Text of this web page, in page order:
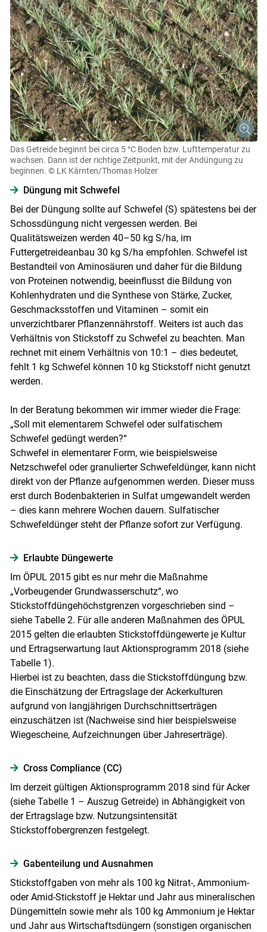
Das Getreide beginnt bei circa 5 °C Boden­ bzw. Lufttemperatur zu
wachsen. Dann ist der richtige Zeitpunkt, mit der Andüngung zu
beginnen. © LK Kärnten/Thomas Holzer
Düngung mit Schwefel
Bei der Düngung sollte auf Schwefel (S) spätestens bei der
Schossdüngung nicht vergessen werden. Bei
Qualitätsweizen werden 40–50 kg S/​ha, im
Futtergetreideanbau 30 kg S/​ha empfohlen. Schwefel ist
Bestandteil von Aminosäuren und daher für die Bildung
von Proteinen notwendig, beeinflusst die Bildung von
Kohlenhydraten und die Synthese von Stärke, Zucker,
Geschmacksstoffen und Vitaminen – somit ein
unverzichtbarer Pflanzennährstoff. Weiters ist auch das
Verhältnis von Stickstoff zu Schwefel zu beachten. Man
rechnet mit einem Verhältnis von 10:1 – dies bedeutet,
fehlt 1 kg Schwefel können 10 kg Stickstoff nicht genutzt
werden.
In der Beratung bekommen wir immer wieder die Frage:
„Soll mit elementarem Schwefel oder sulfatischem
Schwefel gedüngt werden?“
Schwefel in elementarer Form, wie beispielsweise
Netzschwefel oder granulierter Schwefeldünger, kann nicht
direkt von der Pflanze aufgenommen werden. Dieser muss
erst durch Bodenbakterien in Sulfat umgewandelt werden
– dies kann mehrere Wochen dauern. Sulfatischer
Schwefeldünger steht der Pflanze sofort zur Verfügung.
Erlaubte Düngewerte
Im ÖPUL 2015 gibt es nur mehr die Maßnahme
„Vorbeugender Grundwasserschutz“, wo
Stickstoffdüngehöchstgrenzen vorgeschrieben sind –
siehe Tabelle 2. Für alle anderen Maßnahmen des ÖPUL
2015 gelten die erlaubten Stickstoffdüngewerte je Kultur
und Ertragserwartung laut Aktionsprogramm 2018 (siehe
Tabelle 1).
Hierbei ist zu beachten, dass die Stickstoffdüngung bzw.
die Einschätzung der Ertragslage der Ackerkulturen
aufgrund von langjährigen Durchschnittserträgen
einzuschätzen ist (Nachweise sind hier beispielsweise
Wiegescheine, Aufzeichnungen über Jahreserträge).
Cross Compliance (CC)
Im derzeit gültigen Aktionsprogramm 2018 sind für Acker
(siehe Tabelle 1 – Auszug Getreide) in Abhängigkeit von
der Ertragslage bzw. Nutzungsintensität
Stickstoffobergrenzen festgelegt.
Gabenteilung und Ausnahmen
Stickstoffgaben von mehr als 100 kg Nitrat-, Ammonium-
oder Amid-Stickstoff je Hektar und Jahr aus mineralischen
Düngemitteln sowie mehr als 100 kg Ammonium je Hektar
und Jahr aus Wirtschaftsdüngern (sonstigen organischen